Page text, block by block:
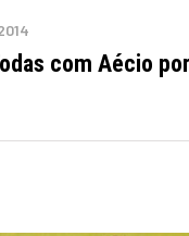
com Aécio